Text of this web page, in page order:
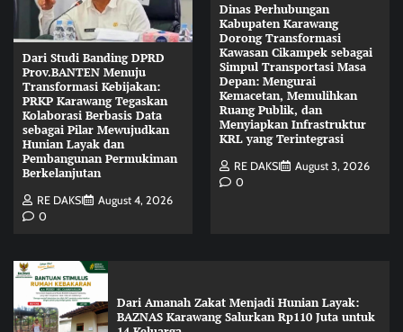
Dari Studi Banding DPRD
Prov.BANTEN Menuju
Transformasi Kebijakan:
PRKP Karawang Tegaskan
Kolaborasi Berbasis Data
sebagai Pilar Mewujudkan
Hunian Layak dan
Pembangunan Permukiman
Berkelanjutan
RE DAKSI
August 4, 2026
0
Dinas Perhubungan
Kabupaten Karawang
Dorong Transformasi
Kawasan Cikampek sebagai
Simpul Transportasi Masa
Depan: Mengurai
Kemacetan, Memulihkan
Ruang Publik, dan
Menyiapkan Infrastruktur
KRL yang Terintegrasi
RE DAKSI
August 3, 2026
0
Dari Amanah Zakat Menjadi Hunian Layak:
BAZNAS Karawang Salurkan Rp110 Juta untuk